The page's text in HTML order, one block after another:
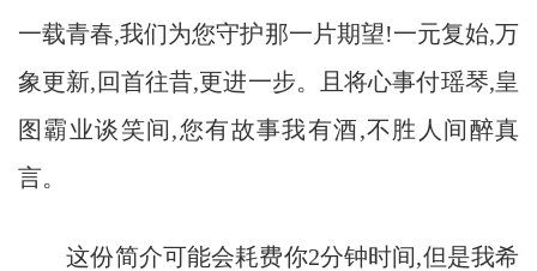
一载青春,我们为您守护那一片期望!一元复始,万
象更新,回首往昔,更进一步。且将心事付瑶琴,皇
图霸业谈笑间,您有故事我有酒,不胜人间醉真
言。
这份简介可能会耗费你2分钟时间,但是我希